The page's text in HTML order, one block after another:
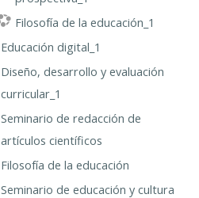
Filosofía de la educación_1
Educación digital_1
Diseño, desarrollo y evaluación
curricular_1
Seminario de redacción de
artículos científicos
Filosofía de la educación
Seminario de educación y cultura